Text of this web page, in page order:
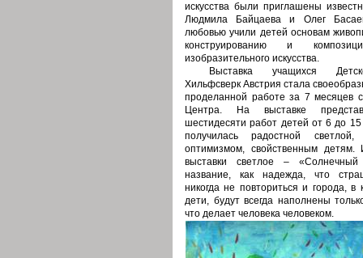
искусства были приглашены
Людмила Байцаева и Олег
любовью учили детей основам
конструированию и
изобразительного искусства.
Выставка учащихся
Хильфсверк Австрия стала
проделанной работе за 7 месяцев
Центра. На выставке
шестидесяти работ детей от 6 до 15
получилась радостной светлой,
оптимизмом, свойственным
выставки светлое –
название, как надежда, что
никогда не повториться и города, в
дети, будут всегда наполнены
что делает человека человеком.